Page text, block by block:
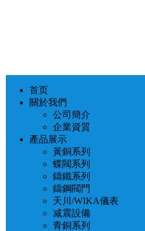
首页
關於我們
公司簡介
企業資質
產品展示
黃銅系列
蝶閥系列
鑄鐵系列
鑄鋼閥門
天川/WIKA儀表
减震設備
青銅系列